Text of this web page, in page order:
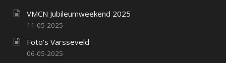
VMCN Jubileumweekend 2025
11-05-2025
Foto’s Varsseveld
06-05-2025